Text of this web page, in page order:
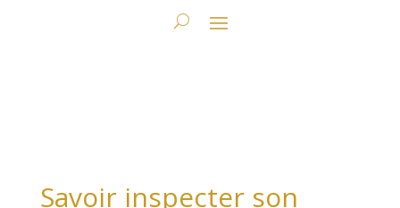
Savoir inspecter son